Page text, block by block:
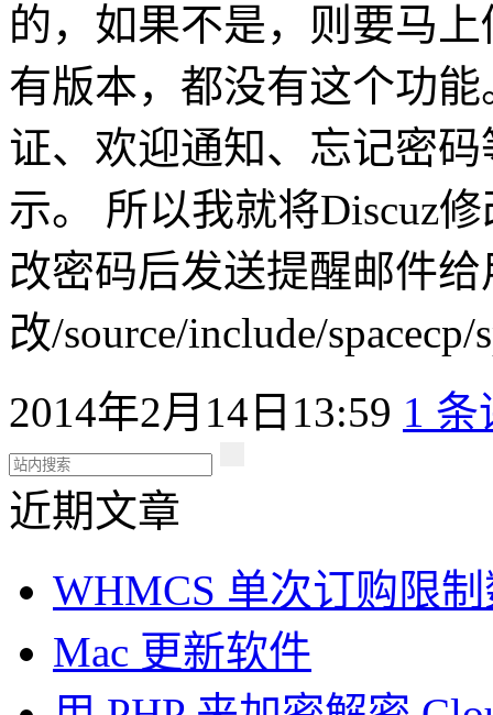
的，如果不是，则要马
有版本，都没有这个功
证、欢迎通知、忘记密
示。 所以我就将Discuz
改密码后发送提醒邮件
改/source/include/
2014年2月14日13:59 1 条
近期文章
WHMCS 单次订购限
Mac 更新软件